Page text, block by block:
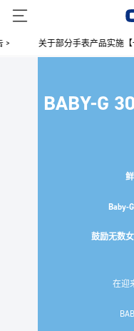
关于部分手表产品实施【一
BABY-G
Baby-
鼓励无数
在迎